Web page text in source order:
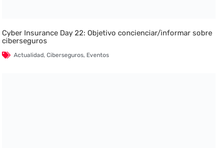
Cyber Insurance Day 22: Objetivo concienciar/informar sobre
ciberseguros
Actualidad,Ciberseguros, Eventos